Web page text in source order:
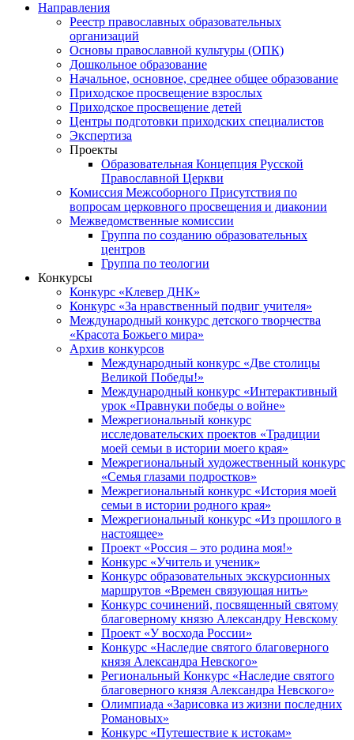
Направления
Реестр православных образовательных
организаций
Основы православной культуры (ОПК)
Дошкольное образование
Начальное, основное, среднее общее образование
Приходское просвещение взрослых
Приходское просвещение детей
Центры подготовки приходских специалистов
Экспертиза
Проекты
Образовательная Концепция Русской
Православной Церкви
Комиссия Межсоборного Присутствия по
вопросам церковного просвещения и диаконии
Межведомственные комиссии
Группа по созданию образовательных
центров
Группа по теологии
Конкурсы
Конкурс «Клевер ДНК»
Конкурс «За нравственный подвиг учителя»
Международный конкурс детского творчества
«Красота Божьего мира»
Архив конкурсов
Международный конкурс «Две столицы
Великой Победы!»
Международный конкурс «Интерактивный
урок «Правнуки победы о войне»
Межрегиональный конкурс
исследовательских проектов «Традиции
моей семьи в истории моего края»
Межрегиональный художественный конкурс
«Семья глазами подростков»
Межрегиональный конкурс «История моей
семьи в истории родного края»
Межрегиональный конкурс «Из прошлого в
настоящее»
Проект «Россия – это родина моя!»
Конкурс «Учитель и ученик»
Конкурс образовательных экскурсионных
маршрутов «Времен связующая нить»
Конкурс сочинений, посвященный святому
благоверному князю Александру Невскому
Проект «У восхода России»
Конкурс «Наследие святого благоверного
князя Александра Невского»
Региональный Конкурс «Наследие святого
благоверного князя Александра Невского»
Олимпиада «Зарисовка из жизни последних
Романовых»
Конкурс «Путешествие к истокам»